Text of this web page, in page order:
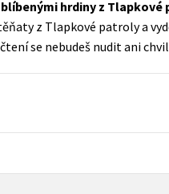
Populárně - naučná pro dospělé
Populárně - naučné pro děti
tituly
hrdiny z
z Tlapkové patroly a
se nebudeš nudit ani